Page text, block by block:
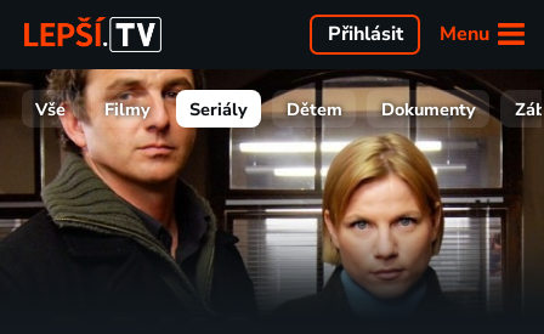
Menu
Přihlásit
Vše Filmy Seriály Dětem Dokumenty